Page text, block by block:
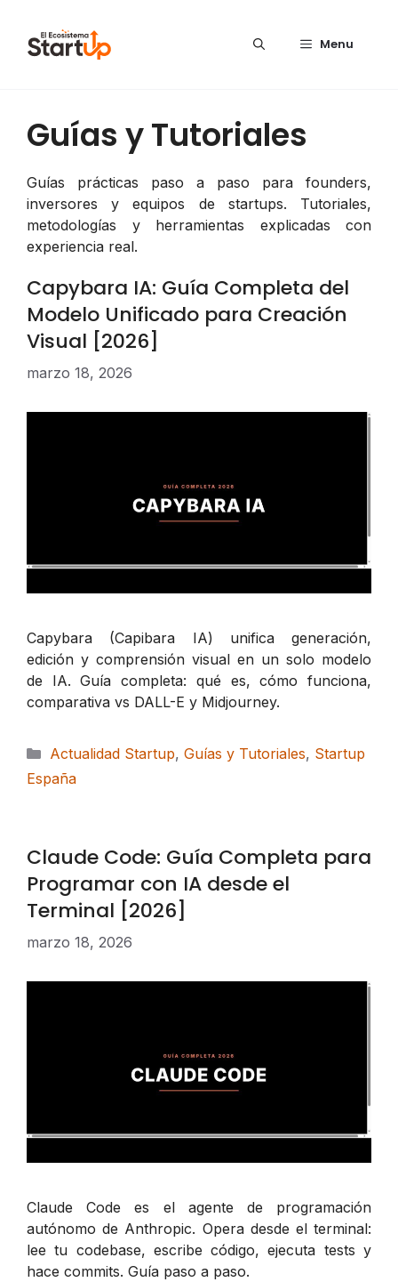
Menu
Guías y Tutoriales
Guías prácticas paso a paso para founders,
inversores y equipos de startups. Tutoriales,
metodologías y herramientas explicadas con
experiencia real.
Capybara IA: Guía Completa del
Modelo Unificado para Creación
Visual [2026]
marzo 18, 2026
Capybara (Capibara IA) unifica generación,
edición y comprensión visual en un solo modelo
de IA. Guía completa: qué es, cómo funciona,
comparativa vs DALL-E y Midjourney.
Categorías
Actualidad Startup, Guías y Tutoriales, Startup
España
Claude Code: Guía Completa para
Programar con IA desde el
Terminal [2026]
marzo 18, 2026
Claude Code es el agente de programación
autónomo de Anthropic. Opera desde el terminal:
lee tu codebase, escribe código, ejecuta tests y
hace commits. Guía paso a paso.